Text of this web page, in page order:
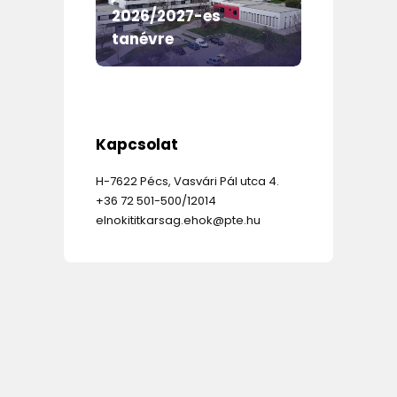
2026/2027-es
tanévre
Kapcsolat
H-7622 Pécs, Vasvári Pál utca 4.
+36 72 501-500/12014
elnokititkarsag.ehok@pte.hu